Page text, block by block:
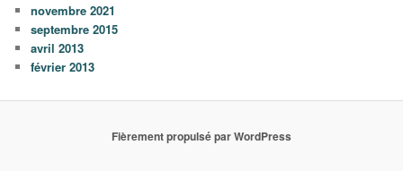
novembre 2021
septembre 2015
avril 2013
février 2013
Fièrement propulsé par WordPress